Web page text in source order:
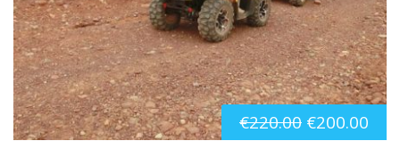
€220.00 €200.00